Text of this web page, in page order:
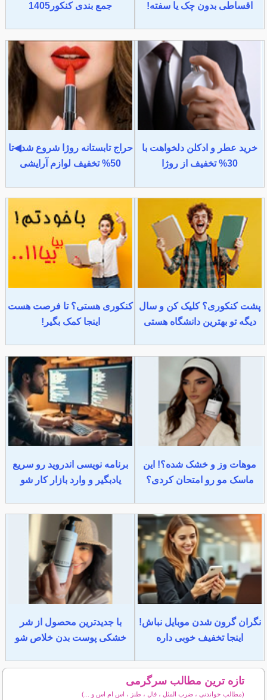
اقساطی بدون چک یا سفته!
جمع بندی کنکور1405
خرید عطر و ادکلن دلخواهت با
30% تخفیف از روژا
حراج تابستانه روژا شروع شد◀تا
50% تخفیف لوازم آرایشی
پشت کنکوری؟ کلیک کن و سال
دیگه تو بهترین دانشگاه هستی
کنکوری هستی؟ تا فرصت هست
اینجا کمک بگیر!
موهات وز و خشک شده؟! این
ماسک مو رو امتحان کردی؟
برنامه نویسی اندروید رو سریع
یادبگیر و وارد بازار کار شو
نگران گرون شدن موبایل نباش!
اینجا تخفیف خوبی داره
با جدیدترین محصول از شر
خشکی پوست بدن خلاص شو
تازه ترین مطالب سرگرمی
(مطالب خواندنی ، ضرب المثل ، فال ، طنز ، اس ام اس و ...)